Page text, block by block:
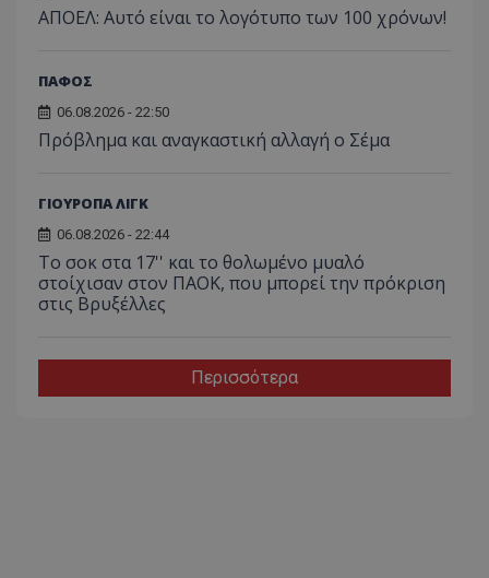
ΑΠΟΕΛ: Αυτό είναι το λογότυπο των 100 χρόνων!
ΠΑΦΟΣ
06.08.2026 - 22:50
Πρόβλημα και αναγκαστική αλλαγή ο Σέμα
ΓΙΟΥΡΟΠΑ ΛΙΓΚ
06.08.2026 - 22:44
Το σοκ στα 17'' και το θολωμένο μυαλό
στοίχισαν στον ΠΑΟΚ, που μπορεί την πρόκριση
στις Βρυξέλλες
Περισσότερα